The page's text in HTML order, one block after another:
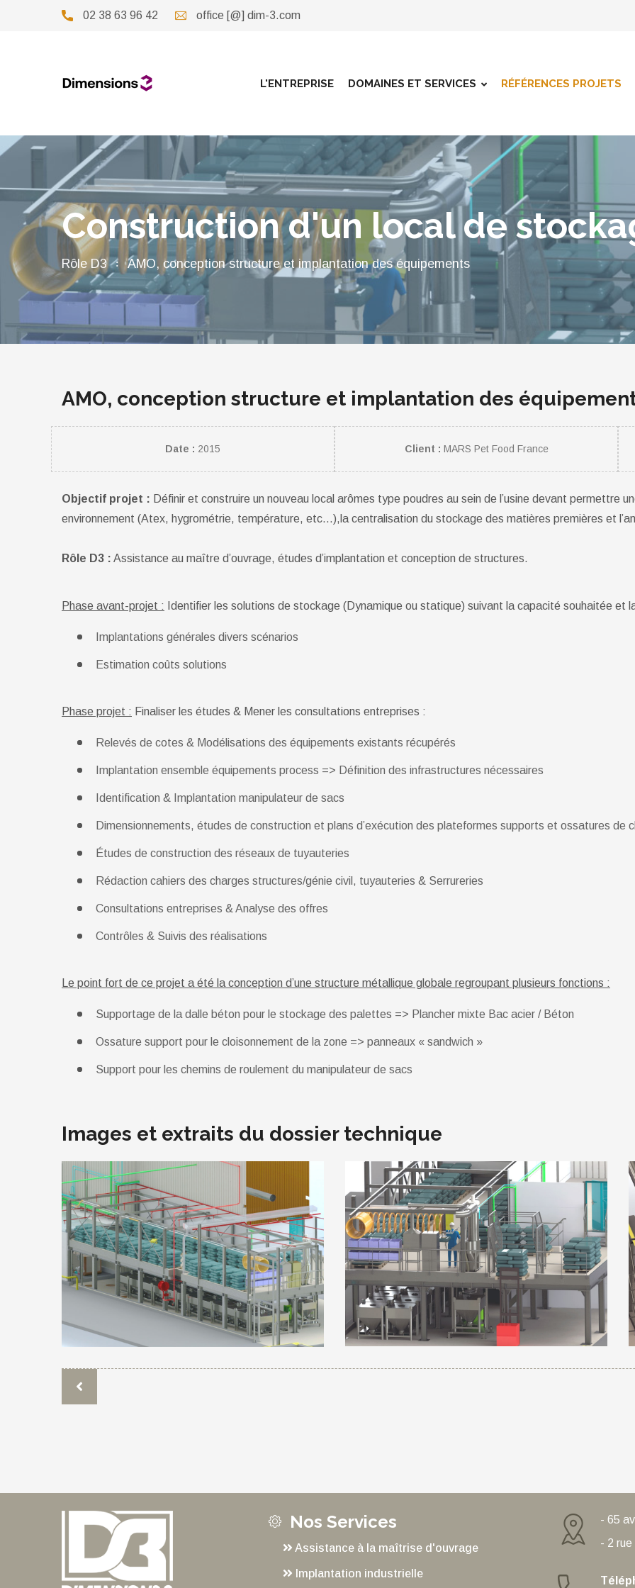
02 38 63 96 42 office [@] dim-3.com
L'ENTREPRISE DOMAINES ET SERVICES RÉFÉRENCES PROJETS
Construction d'un local de
Rôle D3 AMO, conception structure et implantation des équipements
AMO, conception structure et implantation des
Date : 2015 Client : MARS Pet Food France
Objectif projet : Définir et construire un nouveau local arômes type poudres au sein de l’usine devant permettre
environnement (Atex, hygrométrie, température, etc…),la centralisation du stockage des matières premières et
Rôle D3 : Assistance au maître d’ouvrage, études d’implantation et conception de structures.
Phase avant-projet : Identifier les solutions de stockage (Dynamique ou statique) suivant la capacité souhaitée et
Implantations générales divers scénarios
Estimation coûts solutions
Phase projet : Finaliser les études & Mener les consultations entreprises :
Relevés de cotes & Modélisations des équipements existants récupérés
Implantation ensemble équipements process => Définition des infrastructures nécessaires
Identification & Implantation manipulateur de sacs
Dimensionnements, études de construction et plans d’exécution des plateformes supports et ossatures de
Études de construction des réseaux de tuyauteries
Rédaction cahiers des charges structures/génie civil, tuyauteries & Serrureries
Consultations entreprises & Analyse des offres
Contrôles & Suivis des réalisations
Le point fort de ce projet a été la conception d’une structure métallique globale regroupant plusieurs fonctions :
Supportage de la dalle béton pour le stockage des palettes => Plancher mixte Bac acier / Béton
Ossature support pour le cloisonnement de la zone => panneaux « sandwich »
Support pour les chemins de roulement du manipulateur de sacs
Images et extraits du dossier technique
Nos Services
Assistance à la maîtrise d'ouvrage
Implantation industrielle
- 65
- 2